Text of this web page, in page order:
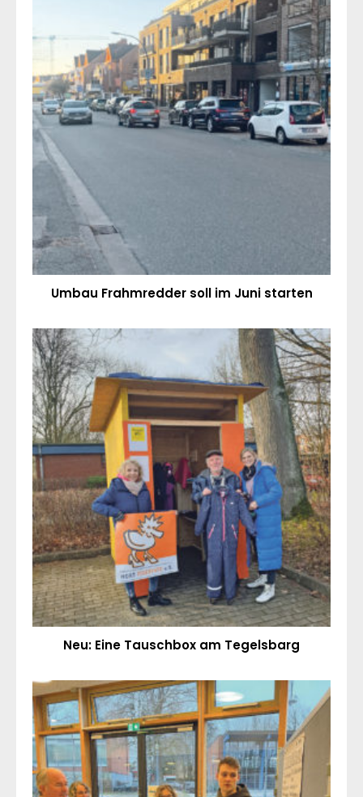
Umbau Frahmredder soll im Juni starten
Neu: Eine Tauschbox am Tegelsbarg